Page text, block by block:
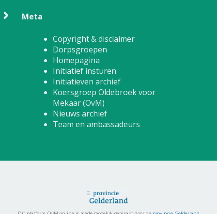
Meta
Copyright & disclaimer
Dorpsgroepen
Homepagina
Initiatief insturen
Initiatieven archief
Koersgroep Oldebroek voor
Mekaar (OvM)
Nieuws archief
Team en ambassadeurs